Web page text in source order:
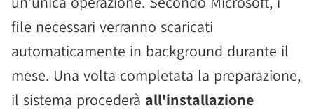
file necessari verranno scaricati
automaticamente in background durante il
mese. Una volta completata la preparazione,
il sistema procederà all'installazione